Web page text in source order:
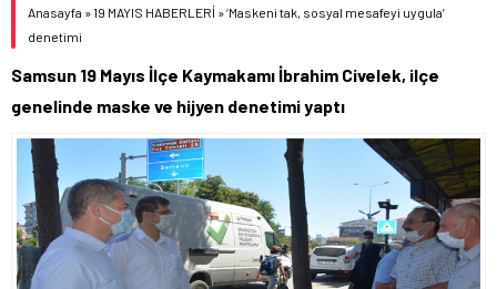
Anasayfa »19 MAYIS HABERLERİ »‘Maskeni tak, sosyal mesafeyi uygula’
denetimi
Samsun 19 Mayıs İlçe Kaymakamı İbrahim Civelek, ilçe
genelinde maske ve hijyen denetimi yaptı